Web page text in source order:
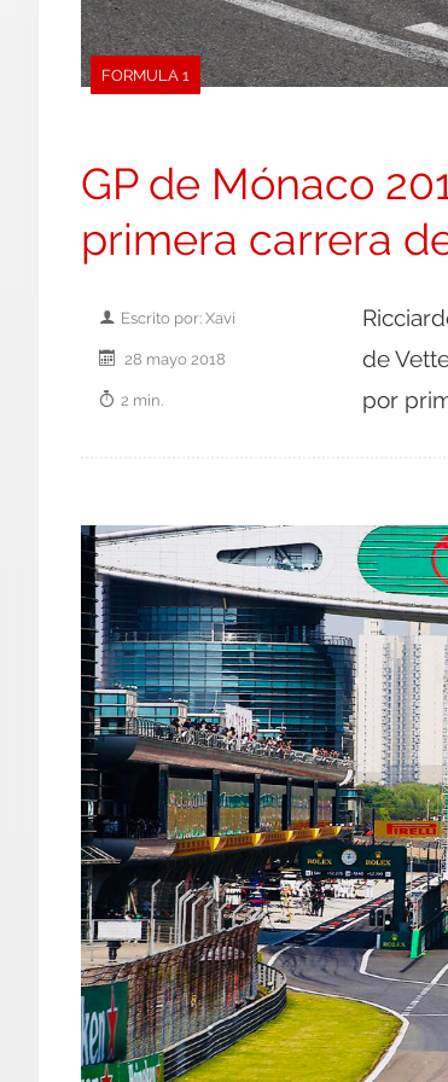
FORMULA 1
GP de Mónaco
primera carrera
Escrito por: Xavi
28 mayo 2018
2 min.
de
por